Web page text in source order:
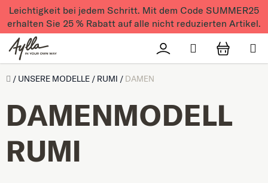
Zum Inhalt springen
Leichtigkeit bei jedem Schritt. Mit dem Code SUMMER25
erhalten Sie 25 % Rabatt auf alle nicht reduzierten Artikel.
Přihlášení
Suchen
Úvod
/ UNSERE MODELLE / RUMI / DAMEN
DAMENMODELL
RUMI